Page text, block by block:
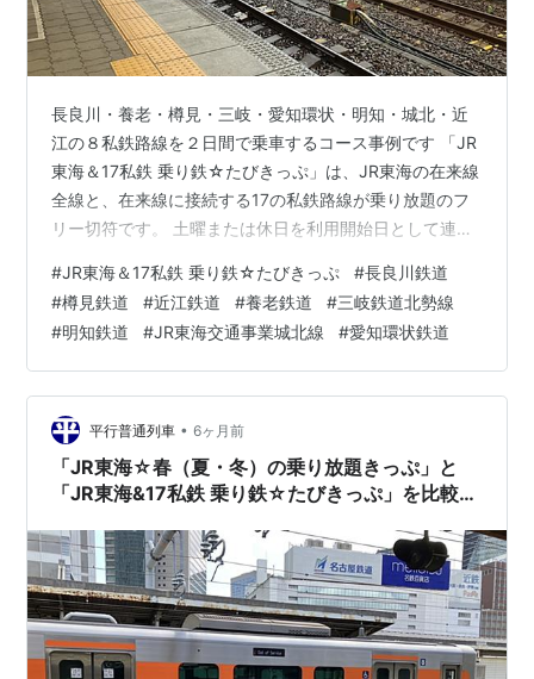
長良川・養老・樽見・三岐・愛知環状・明知・城北・近
江の８私鉄路線を２日間で乗車するコース事例です 「JR
東海＆17私鉄 乗り鉄☆たびきっぷ」は、JR東海の在来線
全線と、在来線に接続する17の私鉄路線が乗り放題のフ
リー切符です。 土曜または休日を利用開始日として連続
幹線でも、特急券を別購入することで乗車できますが、
この切符の魅力は17の私鉄路線乗車にあるとも言えま
す。 発売価格は9,200円で、17私鉄に乗るならフリー区
間の距離が長く、運賃も比例する路線を中心に乗ってみ
ようかという考え方もあろうかと思います。 以下、17私
鉄それぞれのフリー区間で…
#JR東海＆17私鉄 乗り鉄☆たびきっぷ #長良川鉄道
#樽見鉄道 #近江鉄道 #養老鉄道 #三岐鉄道北勢線
#明知鉄道 #JR東海交通事業城北線 #愛知環状鉄道
平行普通列車 • 6ヶ月前
「JR東海☆春（夏・冬）の乗り放題きっぷ」と
「JR東海&17私鉄 乗り鉄☆たびきっぷ」を比較す